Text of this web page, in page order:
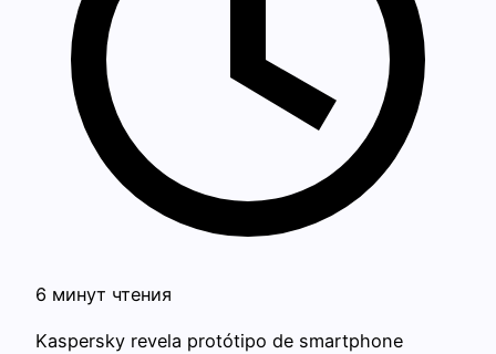
6 минут чтения
Kaspersky revela protótipo de smartphone